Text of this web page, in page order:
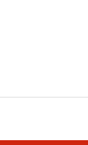
Φ30 XNシリ